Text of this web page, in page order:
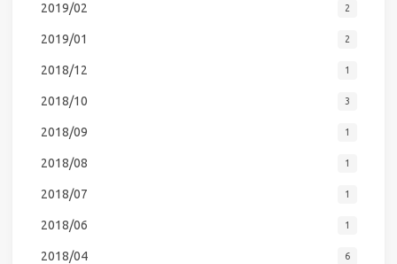
2019/02 2
2019/01 2
2018/12 1
2018/10 3
2018/09 1
2018/08 1
2018/07 1
2018/06 1
2018/04 6